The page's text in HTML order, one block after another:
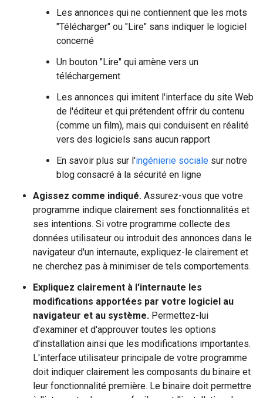
Les annonces qui ne contiennent que les mots
"Télécharger" ou "Lire" sans indiquer le logiciel
concerné
Un bouton "Lire" qui amène vers un
téléchargement
Les annonces qui imitent l'interface du site Web
de l'éditeur et qui prétendent offrir du contenu
(comme un film), mais qui conduisent en réalité
vers des logiciels sans aucun rapport
En savoir plus sur l'ingénierie sociale sur notre
blog consacré à la sécurité en ligne
Agissez comme indiqué. Assurez-vous que votre
programme indique clairement ses fonctionnalités et
ses intentions. Si votre programme collecte des
données utilisateur ou introduit des annonces dans le
navigateur d'un internaute, expliquez-le clairement et
ne cherchez pas à minimiser de tels comportements.
Expliquez clairement à l'internaute les
modifications apportées par votre logiciel au
navigateur et au système. Permettez-lui
d'examiner et d'approuver toutes les options
d'installation ainsi que les modifications importantes.
L'interface utilisateur principale de votre programme
doit indiquer clairement les composants du binaire et
leur fonctionnalité première. Le binaire doit permettre